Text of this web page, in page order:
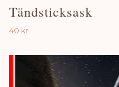
Tändsticksask
40 kr